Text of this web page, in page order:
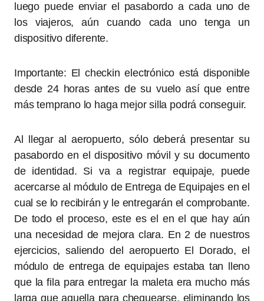
luego puede enviar el pasabordo a cada uno de
los viajeros, aún cuando cada uno tenga un
dispositivo diferente.
Importante: El checkin electrónico está disponible
desde 24 horas antes de su vuelo así que entre
más temprano lo haga mejor silla podrá conseguir.
Al llegar al aeropuerto, sólo deberá presentar su
pasabordo en el dispositivo móvil y su documento
de identidad. Si va a registrar equipaje, puede
acercarse al módulo de Entrega de Equipajes en el
cual se lo recibirán y le entregarán el comprobante.
De todo el proceso, este es el en el que hay aún
una necesidad de mejora clara. En 2 de nuestros
ejercicios, saliendo del aeropuerto El Dorado, el
módulo de entrega de equipajes estaba tan lleno
que la fila para entregar la maleta era mucho más
larga que aquella para chequearse, eliminando los